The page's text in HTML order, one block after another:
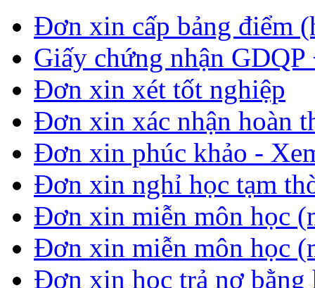
Đơn xin cấp bảng điểm
Giấy chứng nhận
Đơn xin xét tốt nghiệp
Đơn xin xác nhận hoàn
Đơn xin phúc khảo -
Đơn xin nghỉ học tạm
Đơn xin miễn môn học
Đơn xin miễn môn học
Đơn xin học trả nợ